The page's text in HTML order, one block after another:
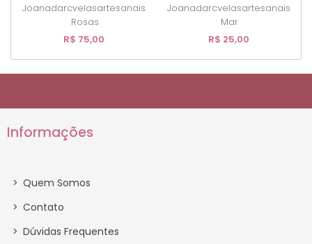
Joanadarcvelasartesanais
Rosas
R$ 75,00
Joanadarcvelasartesanais
Mar
R$ 25,00
Informações
> Quem Somos
> Contato
> Dúvidas Frequentes